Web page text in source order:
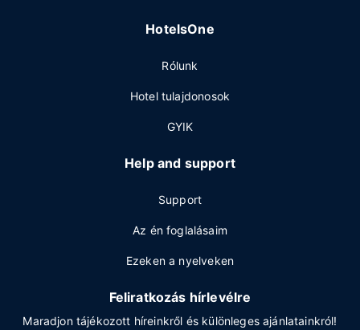
HotelsOne
Rólunk
Hotel tulajdonosok
GYIK
Help and support
Support
Az én foglalásaim
Ezeken a nyelveken
Feliratkozás hírlevélre
Maradjon tájékozott híreinkről és különleges ajánlatainkról!